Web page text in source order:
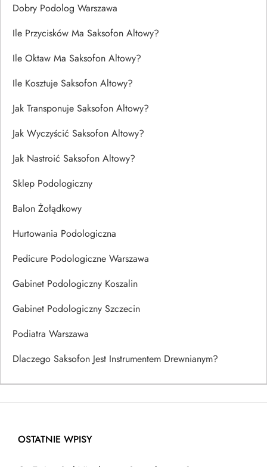
Dobry Podolog Warszawa
Ile Przycisków Ma Saksofon Altowy?
Ile Oktaw Ma Saksofon Altowy?
Ile Kosztuje Saksofon Altowy?
Jak Transponuje Saksofon Altowy?
Jak Wyczyścić Saksofon Altowy?
Jak Nastroić Saksofon Altowy?
Sklep Podologiczny
Balon Żołądkowy
Hurtowania Podologiczna
Pedicure Podologiczne Warszawa
Gabinet Podologiczny Koszalin
Gabinet Podologiczny Szczecin
Podiatra Warszawa
Dlaczego Saksofon Jest Instrumentem Drewnianym?
OSTATNIE WPISY